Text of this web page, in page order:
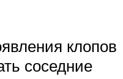
клопов
соседние